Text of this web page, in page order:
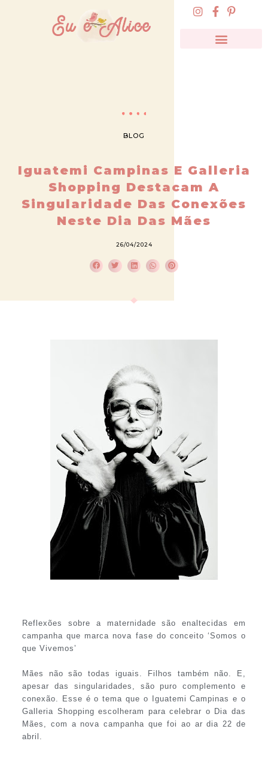
BLOG
Iguatemi Campinas E Galleria
Shopping Destacam A
Singularidade Das Conexões
Neste Dia Das Mães
26/04/2024
Reflexões sobre a maternidade são enaltecidas em
campanha que marca nova fase do conceito ‘Somos o
que Vivemos’
Mães não são todas iguais. Filhos também não. E,
apesar das singularidades, são puro complemento e
conexão. Esse é o tema que o Iguatemi Campinas e o
Galleria Shopping escolheram para celebrar o Dia das
Mães, com a nova campanha que foi ao ar dia 22 de
abril.